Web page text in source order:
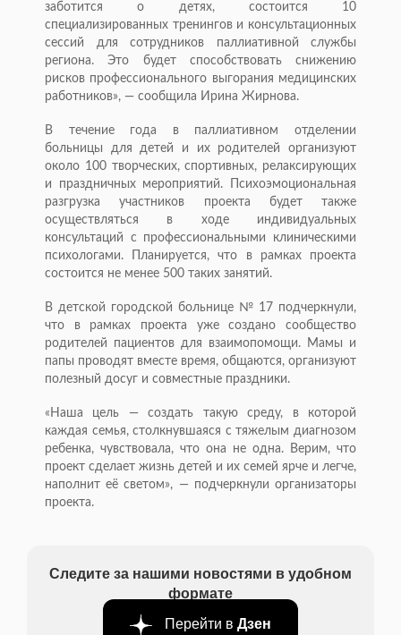
заботится о детях, состоится 10
специализированных тренингов и консультационных
сессий для сотрудников паллиативной службы
региона. Это будет способствовать снижению
рисков профессионального выгорания медицинских
работников», — сообщила Ирина Жирнова.
В течение года в паллиативном отделении
больницы для детей и их родителей организуют
около 100 творческих, спортивных, релаксирующих
и праздничных мероприятий. Психоэмоциональная
разгрузка участников проекта будет также
осуществляться в ходе индивидуальных
консультаций с профессиональными клиническими
психологами. Планируется, что в рамках проекта
состоится не менее 500 таких занятий.
В детской городской больнице № 17 подчеркнули,
что в рамках проекта уже создано сообщество
родителей пациентов для взаимопомощи. Мамы и
папы проводят вместе время, общаются, организуют
полезный досуг и совместные праздники.
«Наша цель — создать такую среду, в которой
каждая семья, столкнувшаяся с тяжелым диагнозом
ребенка, чувствовала, что она не одна. Верим, что
проект сделает жизнь детей и их семей ярче и легче,
наполнит её светом», — подчеркнули организаторы
проекта.
Следите за нашими новостями в удобном
формате
Перейти в Дзен